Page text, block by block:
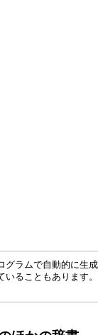
グラムで自動的に生
いることもあります